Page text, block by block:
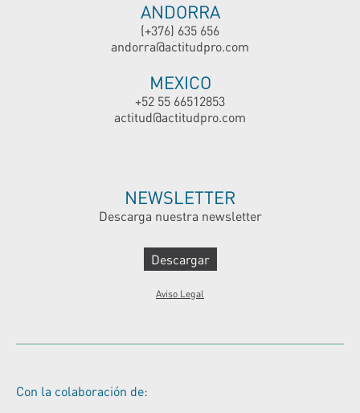
ANDORRA
(+376) 635 656
andorra@actitudpro.com
MEXICO
+52 55 66512853
actitud@actitudpro.com
NEWSLETTER
Descarga nuestra newsletter
Descargar
Aviso Legal
Con la colaboración de: